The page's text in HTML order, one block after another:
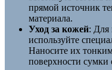
прямой источник
материала.
Уход за кожей: Для
используйте
Наносите их
поверхности